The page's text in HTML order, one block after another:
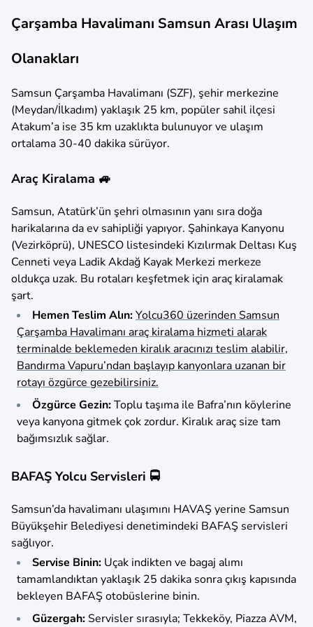
Çarşamba Havalimanı Samsun Arası Ulaşım
Olanakları
Samsun Çarşamba Havalimanı (SZF), şehir merkezine
(Meydan/İlkadım) yaklaşık 25 km, popüler sahil ilçesi
Atakum’a ise 35 km uzaklıkta bulunuyor ve ulaşım
ortalama 30-40 dakika sürüyor.
Araç Kiralama 🚙
Samsun, Atatürk’ün şehri olmasının yanı sıra doğa
harikalarına da ev sahipliği yapıyor. Şahinkaya Kanyonu
(Vezirköprü), UNESCO listesindeki Kızılırmak Deltası Kuş
Cenneti veya Ladik Akdağ Kayak Merkezi merkeze
oldukça uzak. Bu rotaları keşfetmek için araç kiralamak
şart.
Hemen Teslim Alın:Yolcu360 üzerinden Samsun
Çarşamba Havalimanı araç kiralama hizmeti alarak
terminalde beklemeden kiralık aracınızı teslim alabilir,
Bandırma Vapuru’ndan başlayıp kanyonlara uzanan bir
rotayı özgürce gezebilirsiniz.
Özgürce Gezin:Toplu taşıma ile Bafra’nın köylerine
veya kanyona gitmek çok zordur. Kiralık araç size tam
bağımsızlık sağlar.
BAFAŞ Yolcu Servisleri 🚍
Samsun’da havalimanı ulaşımını HAVAŞ yerine Samsun
Büyükşehir Belediyesi denetimindeki BAFAŞ servisleri
sağlıyor.
Servise Binin: Uçak indikten ve bagaj alımı
tamamlandıktan yaklaşık 25 dakika sonra çıkış kapısında
bekleyen BAFAŞ otobüslerine binin.
Güzergah: Servisler sırasıyla; Tekkeköy, Piazza AVM,